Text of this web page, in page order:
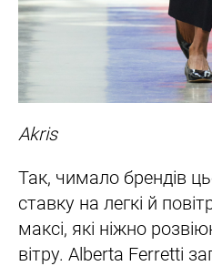
Akris
Так, чимало брендів
ставку на легкі й
максі, які ніжно
вітру. Alberta Ferretti